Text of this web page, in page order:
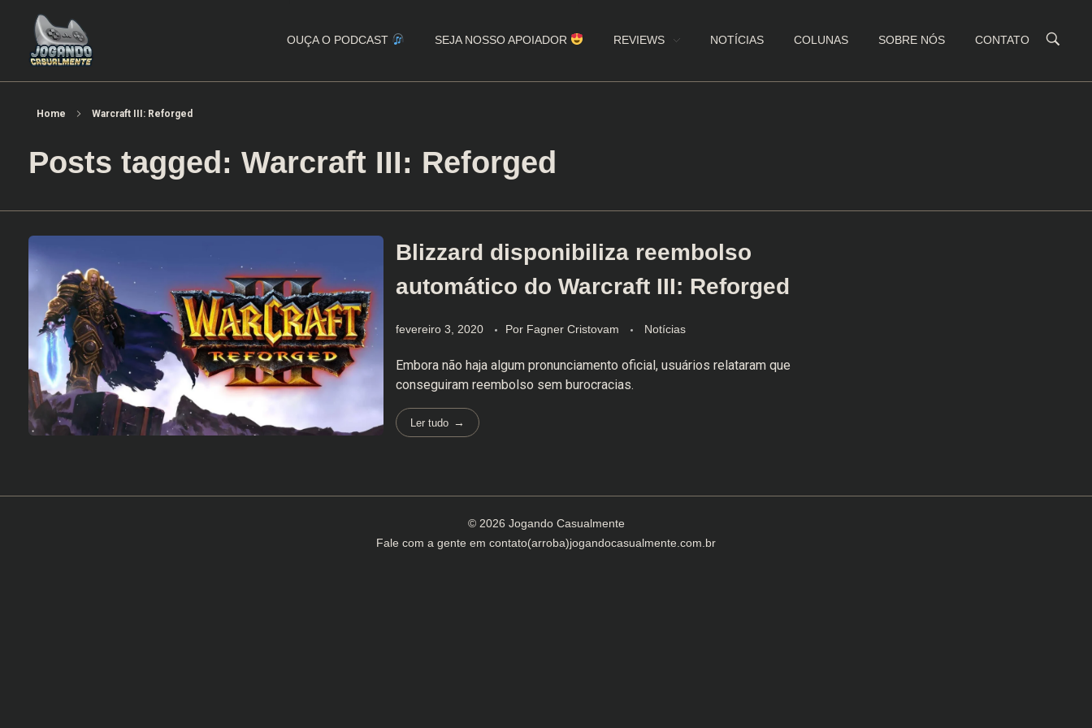
OUÇA O PODCAST SEJA NOSSO APOIADOR REVIEWS NOTÍCIAS COLUNAS SOBRE NÓS CONTATO
Home Warcraft III: Reforged
Posts tagged: Warcraft III: Reforged
Blizzard disponibiliza reembolso
automático do Warcraft III: Reforged
fevereiro 3, 2020 Por Fagner Cristovam Notícias
Embora não haja algum pronunciamento oficial, usuários relataram que
conseguiram reembolso sem burocracias.
Ler tudo
© 2026 Jogando Casualmente
Fale com a gente em contato(arroba)jogandocasualmente.com.br